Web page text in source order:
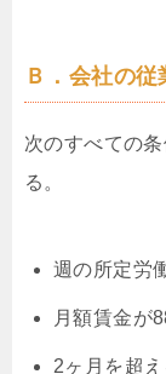
Ｂ．会社の
次のすべての
る。
週の所定労
月額賃金が
2ヶ月を超